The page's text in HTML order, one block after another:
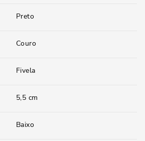
Preto
Couro
Fivela
5,5 cm
Baixo